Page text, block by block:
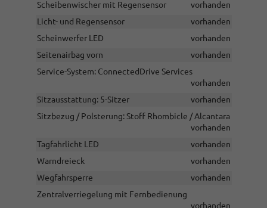
Scheibenwischer mit Regensensor
vorhanden
Licht- und Regensensor
vorhanden
Scheinwerfer LED
vorhanden
Seitenairbag vorn
vorhanden
Service-System: ConnectedDrive Services
vorhanden
Sitzausstattung: 5-Sitzer
vorhanden
Sitzbezug / Polsterung: Stoff Rhombicle / Alcantara
vorhanden
Tagfahrlicht LED
vorhanden
Warndreieck
vorhanden
Wegfahrsperre
vorhanden
Zentralverriegelung mit Fernbedienung
vorhanden